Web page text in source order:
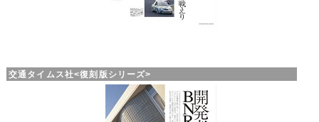
交通タイムス社<復刻版シリーズ>